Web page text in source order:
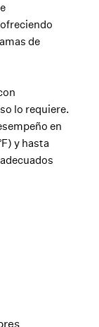
de
lo requiere.
en
y hasta